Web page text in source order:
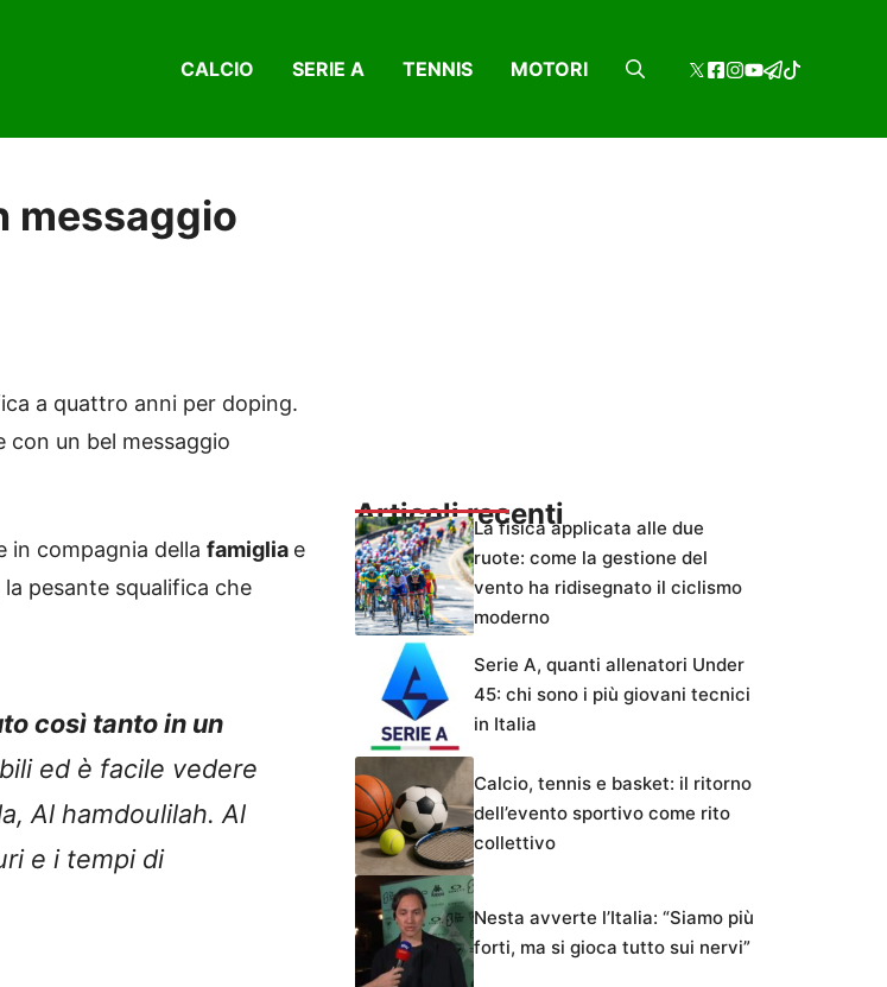
CALCIO SERIE A TENNIS MOTORI
messaggio
a quattro anni per doping.
con un bel messaggio
in compagnia della famiglia e
pesante squalifica che
così tanto in un
ed è facile vedere
Al hamdoulilah. Al
e i tempi di
Articoli recentiLa fisica applicata alle due
ruote: come la gestione del
vento ha ridisegnato il ciclismo
moderno
Serie A, quanti allenatori Under
45: chi sono i più giovani tecnici
in Italia
Calcio, tennis e basket: il ritorno
dell’evento sportivo come rito
collettivo
Nesta avverte l’Italia: “Siamo più
forti, ma si gioca tutto sui nervi”